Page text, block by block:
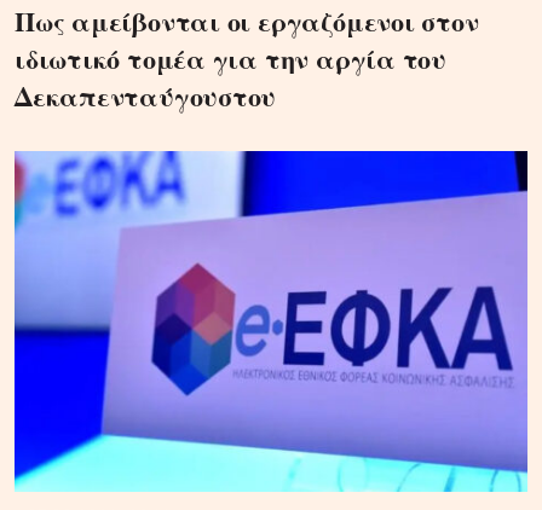
Πως αμείβονται οι εργαζόμενοι στον
ιδιωτικό τομέα για την αργία του
Δεκαπενταύγουστου